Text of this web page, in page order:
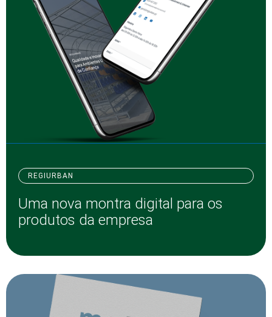
REGIURBAN
Uma nova montra digital para os
produtos da empresa